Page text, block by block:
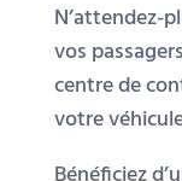
N’attendez-
vos
centre de
votre